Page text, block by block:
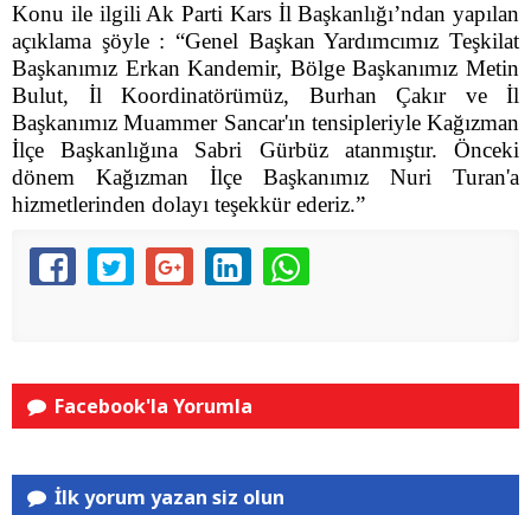
Konu ile ilgili Ak Parti Kars İl Başkanlığı’ndan yapılan
açıklama şöyle : “Genel Başkan Yardımcımız Teşkilat
Başkanımız Erkan Kandemir, Bölge Başkanımız Metin
Bulut, İl Koordinatörümüz, Burhan Çakır ve İl
Başkanımız Muammer Sancar'ın tensipleriyle Kağızman
İlçe Başkanlığına Sabri Gürbüz atanmıştır. Önceki
dönem Kağızman İlçe Başkanımız Nuri Turan'a
hizmetlerinden dolayı teşekkür ederiz.”
Facebook'la Yorumla
İlk yorum yazan siz olun